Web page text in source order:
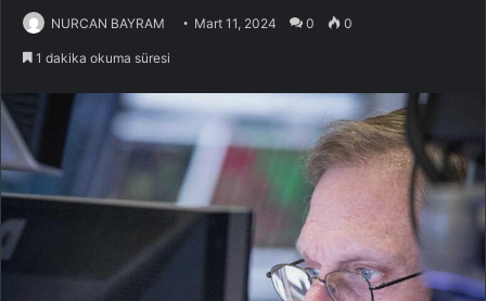
NURCAN BAYRAM Mart 11, 2024 0 0
1 dakika okuma süresi